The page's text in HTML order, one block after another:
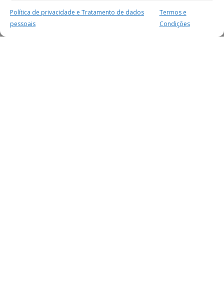
Política de privacidade e Tratamento de dados
pessoais
Termos e
Condições